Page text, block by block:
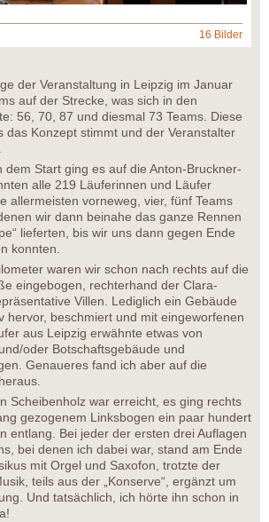
16 Bilder
der Veranstaltung in Leipzig im Januar
auf der Strecke, was sich in den
56, 70, 87 und diesmal 73 Teams. Diese
das Konzept stimmt und der Veranstalter
dem Start ging es auf die Anton-Bruckner-
alle 219 Läuferinnen und Läufer
allermeisten vorneweg, vier, fünf Teams
wir dann beinahe das ganze Rennen
lieferten, bis wir uns dann gegen Ende
konnten.
waren wir schon nach rechts auf die
eingebogen, rechterhand der Clara-
Villen. Lediglich ein Gebäude
hervor, beschmiert und mit eingeworfenen
aus Leipzig erwähnte etwas von
oder Botschaftsgebäude und
Genaueres fand ich aber auf die
Scheibenholz war erreicht, es ging rechts
gezogenem Linksbogen ein paar hundert
entlang. Bei jeder der ersten drei Auflagen
bei denen ich dabei war, stand am Ende
mit Orgel und Saxofon, trotzte der
teils aus der „Konserve“, ergänzt um
Und tatsächlich, ich hörte ihn schon in